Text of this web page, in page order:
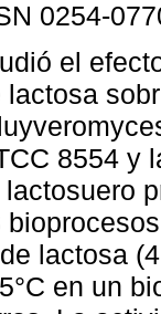
0254-
el
8554 y
lactosa
en un